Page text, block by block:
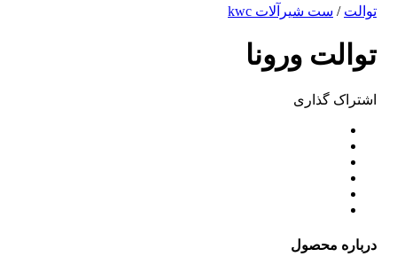
توالت / ست شیرآلات kwc
توالت ورونا
اشتراک ‌گذاری
درباره محصول